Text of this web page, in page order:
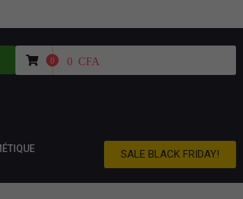
0 0CFA
SALE BLACK FRIDAY!